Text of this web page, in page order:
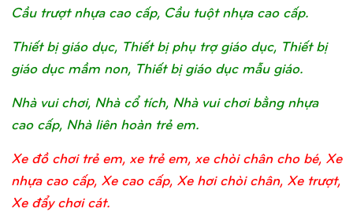
Cầu trượt nhựa cao cấp, Cầu tuột nhựa cao cấp.
Thiết bị giáo dục, Thiết bị phụ trợ giáo dục, Thiết bị
giáo dục mầm non, Thiết bị giáo dục mẫu giáo.
Nhà vui chơi, Nhà cổ tích, Nhà vui chơi bằng nhựa
cao cấp, Nhà liên hoàn trẻ em.
Xe đồ chơi trẻ em, xe trẻ em, xe chòi chân cho bé, Xe
nhựa cao cấp, Xe cao cấp, Xe hơi chòi chân, Xe trượt,
Xe đẩy chơi cát.